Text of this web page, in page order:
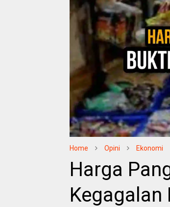
Home Opini Ekonomi
Harga
Kegagalan